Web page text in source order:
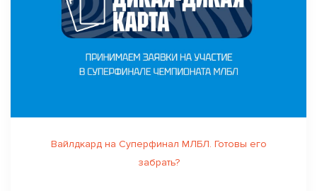
Вайлдкард на Суперфинал МЛБЛ. Готовы его
забрать?